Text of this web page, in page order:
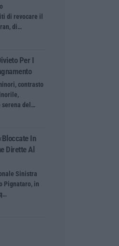
di revocare il
di…
Per I
contrasto
serena del…
In
Dirette Al
Sinistra
Pignataro, in